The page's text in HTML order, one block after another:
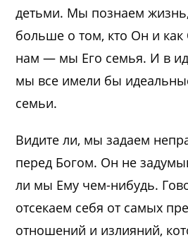
детьми. Мы познаем
больше о том, кто Он и как
нам — мы Его семья. И в
мы все имели бы
семьи.
Видите ли, мы задаем
перед Богом. Он не
ли мы Ему чем-нибудь.
отсекаем себя от самых
отношений и излияний,